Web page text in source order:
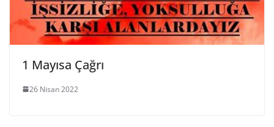
1 Mayısa Çağrı
26 Nisan 2022